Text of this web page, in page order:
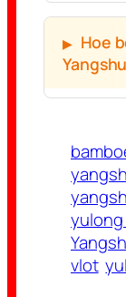
Hoe
yulong
vlot